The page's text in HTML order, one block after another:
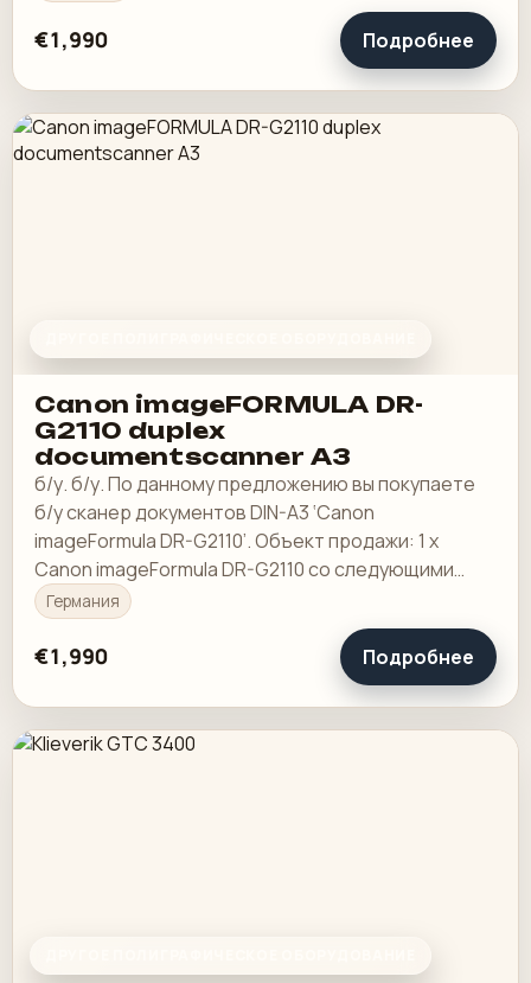
€1,990 Подробнее
Canon imageFORMULA DR-
G2110 duplex
documentscanner A3
б/у. б/у. По данному предложению вы покупаете
б/у сканер документов DIN-A3 ‘Canon
imageFormula DR-G2110’. Объект продажи: 1 x
Canon imageFormula DR-G2110 со следующими
характеристиками:
Германия
€1,990 Подробнее